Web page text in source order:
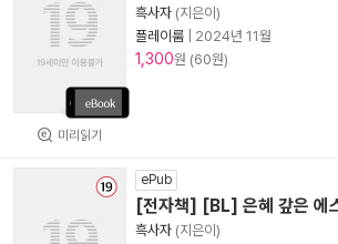
미리읽기
흑사자 (지은이)
플레이룸
2024년 11월
1,300원 (60원)
ePub
[전자책] [BL] 은혜 갚은 에
흑사자 (지은이)